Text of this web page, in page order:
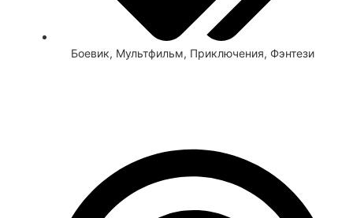
Боевик, Мультфильм, Приключения, Фэнтези